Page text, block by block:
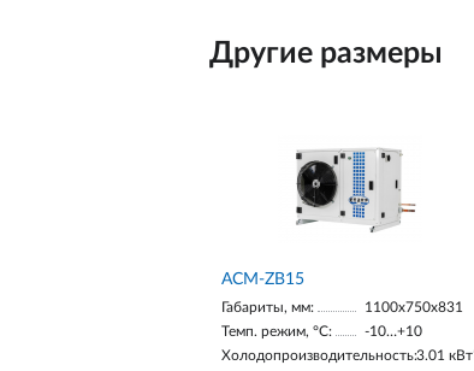
Другие размеры
ACM-ZB15
Габариты, мм:
1100х750х831
Темп. режим, °С:
-10…+10
Холодопроизводительность:3.01